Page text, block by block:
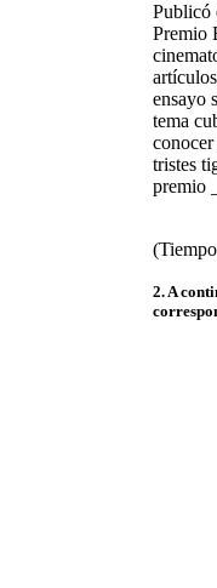
Publicó
Premio
ensayo
tema
tristes
premio
2. A